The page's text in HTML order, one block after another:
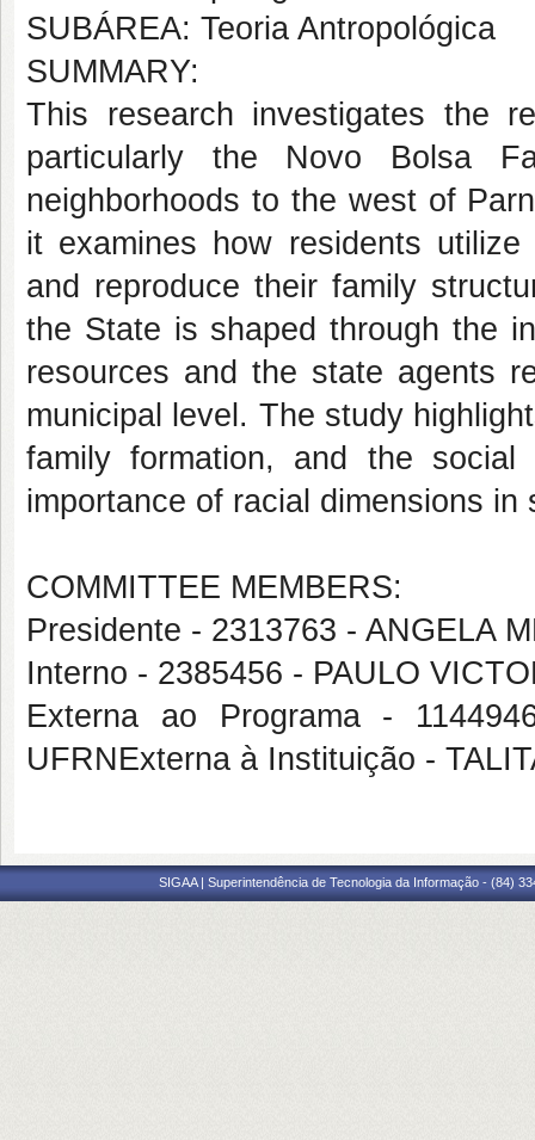
SUBÁREA: Teoria Antropológica
SUMMARY:
This research investigates the
particularly the Novo Bolsa
neighborhoods to the west of
it examines how residents
and reproduce their family
the State is shaped through the
resources and the state agents
municipal level. The study
family formation, and the
importance of racial dimensions
COMMITTEE MEMBERS:
Presidente - 2313763 - ANGELA
Interno - 2385456 - PAULO
Externa ao Programa -
UFRNExterna à Instituição -
SIGAA | Superintendência de Tecnologia da Informação - (84)